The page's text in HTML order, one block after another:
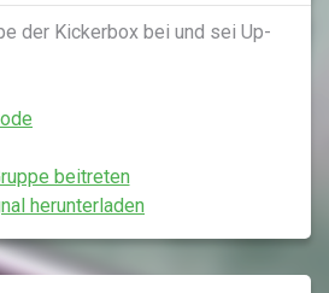
der Kickerbox bei und sei Up-
beitreten
herunterladen